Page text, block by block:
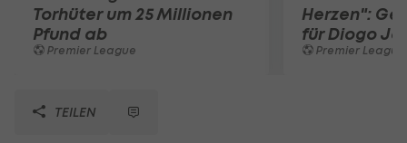
Torhüter um 25 Millionen
Pfund ab
Premier League
Herzen":
für Diogo
Premier League
TEILEN